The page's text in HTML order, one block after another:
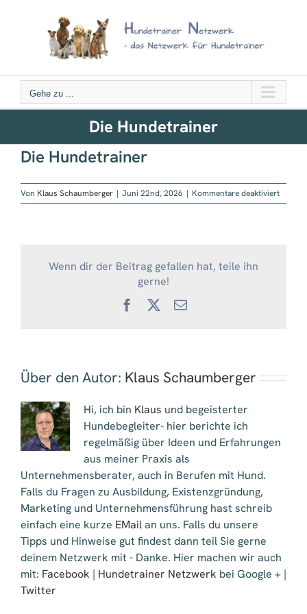
Gehe zu ...
Die Hundetrainer
Die Hundetrainer
Von Klaus Schaumberger | Juni 22nd, 2026 | Kommentare deaktiviertfür
Die
Wenn dir der Beitrag gefallen hat, teile ihn
gerne!
Facebook
X
E-
Über den Autor: Klaus Schaumberger
Hi, ich bin Klaus und begeisterter
Hundebegleiter- hier berichte ich
regelmäßig über Ideen und Erfahrungen
aus meiner Praxis als
Unternehmensberater, auch in Berufen mit Hund.
Falls du Fragen zu Ausbildung, Existenzgründung,
Marketing und Unternehmensführung hast schreib
einfach eine kurze EMailan uns. Falls du unsere
Tipps und Hinweise gut findest dann teil Sie gerne
deinem Netzwerk mit - Danke. Hier machen wir auch
mit: Facebook | Hundetrainer Netzwerk bei Google + |
Twitter